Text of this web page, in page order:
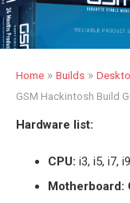
Home » Builds »
GSM Hackintosh Build
Hardware list:
CPU: i3, i5, i7, i9
Motherboard: